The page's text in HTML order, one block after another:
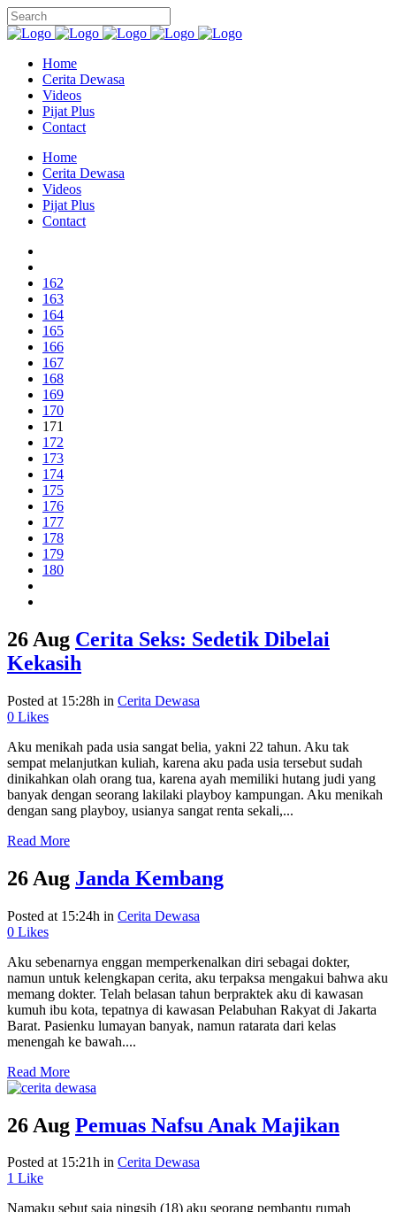
Home
Cerita Dewasa
Videos
Pijat Plus
Contact
Home
Cerita Dewasa
Videos
Pijat Plus
Contact
162
163
164
165
166
167
168
169
170
171
172
173
174
175
176
177
178
179
180
26 Aug Cerita Seks: Sedetik Dibelai
Kekasih
Posted at 15:28h in Cerita Dewasa
0 Likes
Aku menikah pada usia sangat belia, yakni 22 tahun. Aku tak
sempat melanjutkan kuliah, karena aku pada usia tersebut sudah
dinikahkan olah orang tua, karena ayah memiliki hutang judi yang
banyak dengan seorang lakilaki playboy kampungan. Aku menikah
dengan sang playboy, usianya sangat renta sekali,...
Read More
26 Aug Janda Kembang
Posted at 15:24h in Cerita Dewasa
0 Likes
Aku sebenarnya enggan memperkenalkan diri sebagai dokter,
namun untuk kelengkapan cerita, aku terpaksa mengakui bahwa aku
memang dokter. Telah belasan tahun berpraktek aku di kawasan
kumuh ibu kota, tepatnya di kawasan Pelabuhan Rakyat di Jakarta
Barat. Pasienku lumayan banyak, namun ratarata dari kelas
menengah ke bawah....
Read More
26 Aug Pemuas Nafsu Anak Majikan
Posted at 15:21h in Cerita Dewasa
1 Like
Namaku sebut saja ningsih (18) aku seorang pembantu rumah